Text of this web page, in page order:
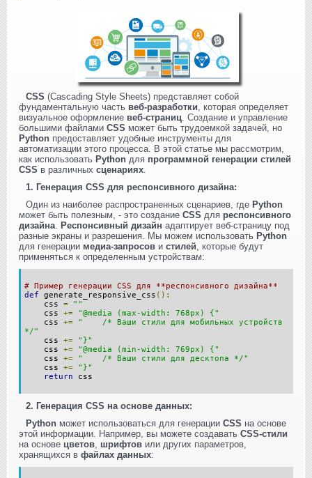
CSS (Cascading Style Sheets) представляет собой
фундаментальную часть веб-разработки , которая определяет
визуальное оформление веб-страниц . Создание и управление
большими файлами CSS может быть трудоемкой задачей, но
Python предоставляет удобные инструменты для
автоматизации этого процесса. В этой статье мы рассмотрим,
как использовать Python для программной генерации стилей
CSS в различных сценариях
1. Генерация CSS для респонсивного дизайна:
Один из наиболее распространенных сценариев, где Python
может быть полезным, - это создание CSS для респонсивного
дизайна
Респонсивный дизайн адаптирует веб-страницу под
разные экраны и разрешения. Мы можем использовать Python
для генерации медиа-запросов и стилей , которые будут
применяться к определенным устройствам:
# Пример генерации CSS для **респонсивного дизайна**
def generate_responsive_css ():
css =
""
css +=
"@media (max-width: 768px) {"
css +=
" /* Ваши стили для мобильных устройств
*/"
css +=
"}"
css +=
"@media (min-width: 769px) {"
css +=
" /* Ваши стили для десктопа */"
css +=
"}"
return css
2. Генерация CSS на основе данных:
Python может использоваться для генерации CSS на основе
этой информации. Например, вы можете создавать CSS-стили
на основе цветов шрифтов или других параметров,
хранящихся в файлах данных: